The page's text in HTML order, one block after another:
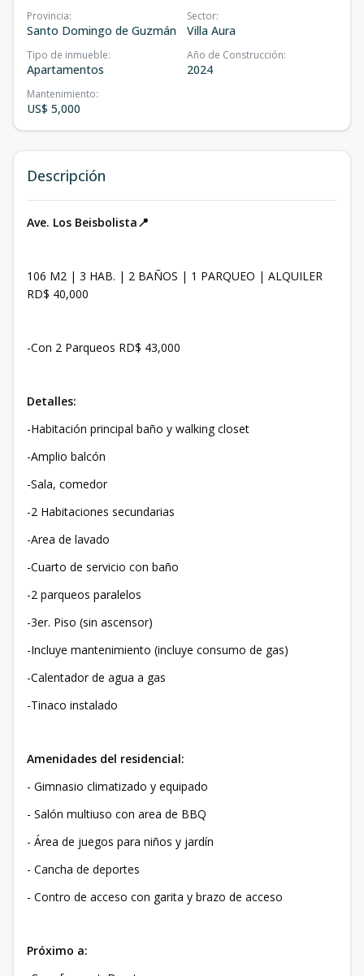
Provincia:
Santo Domingo de Guzmán
Sector:
Villa Aura
Tipo de inmueble:
Apartamentos
Año de Construcción:
2024
Mantenimiento:
US$ 5,000
Descripción
Ave. Los Beisbolista📍
106 M2 | 3 HAB. | 2 BAÑOS | 1 PARQUEO | ALQUILER
RD$ 40,000
-Con 2 Parqueos RD$ 43,000
Detalles:
-Habitación principal baño y walking closet
-Amplio balcón
-Sala, comedor
-2 Habitaciones secundarias
-Area de lavado
-Cuarto de servicio con baño
-2 parqueos paralelos
-3er. Piso (sin ascensor)
-Incluye mantenimiento (incluye consumo de gas)
-Calentador de agua a gas
-Tinaco instalado
Amenidades del residencial:
- ⁠Gimnasio climatizado y equipado
- ⁠Salón multiuso con area de BBQ
-⁠ ⁠Área de juegos para niños y jardín
- ⁠Cancha de deportes
-⁠ ⁠Contro de acceso con garita y brazo de acceso
Próximo a: